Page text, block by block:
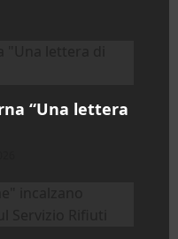
“Una lettera